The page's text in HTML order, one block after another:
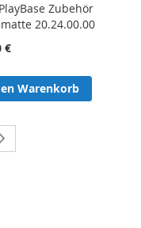
Zubehör
20.24.00.00
€
Warenkorb